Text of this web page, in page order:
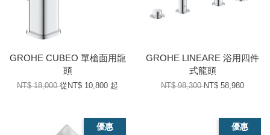
GROHE CUBEO 單槍面用龍
頭
NT$ 18,000從NT$ 10,800 起
GROHE LINEARE 浴用四件
式龍頭
NT$ 98,300NT$ 58,980
優惠 優惠